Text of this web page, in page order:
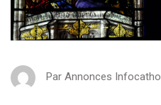
Par Annonces Infocatho